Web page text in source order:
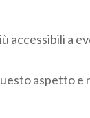
accessibili a
aspetto